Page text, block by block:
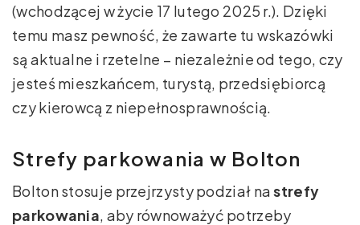
(wchodzącej w życie 17 lutego 2025 r.). Dzięki
temu masz pewność, że zawarte tu wskazówki
są aktualne i rzetelne – niezależnie od tego, czy
jesteś mieszkańcem, turystą, przedsiębiorcą
czy kierowcą z niepełnosprawnością.
Strefy parkowania w Bolton
Bolton stosuje przejrzysty podział nastrefy
parkowania , aby równoważyć potrzeby